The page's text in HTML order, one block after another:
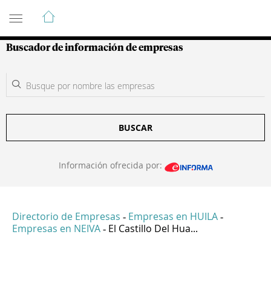
Guía de Empresas Colombianas
Buscador de información de empresas
BUSCAR
Información ofrecida por:
Directorio de Empresas - Empresas en HUILA -
Empresas en NEIVA - El Castillo Del Hua...